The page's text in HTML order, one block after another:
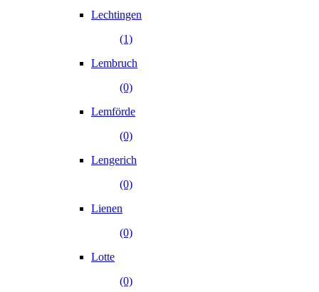
Lechtingen
(1)
Lembruch
(0)
Lemförde
(0)
Lengerich
(0)
Lienen
(0)
Lotte
(0)